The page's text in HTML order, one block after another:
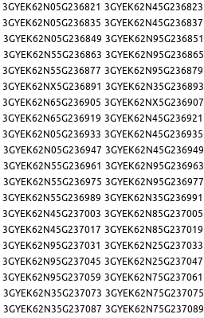
3GYEK62N05G236821 3GYEK62N45G236823
3GYEK62N05G236835 3GYEK62N45G236837
3GYEK62N05G236849 3GYEK62N95G236851
3GYEK62N55G236863 3GYEK62N95G236865
3GYEK62N55G236877 3GYEK62N95G236879
3GYEK62NX5G236891 3GYEK62N35G236893
3GYEK62N65G236905 3GYEK62NX5G236907
3GYEK62N65G236919 3GYEK62N45G236921
3GYEK62N05G236933 3GYEK62N45G236935
3GYEK62N05G236947 3GYEK62N45G236949
3GYEK62N55G236961 3GYEK62N95G236963
3GYEK62N55G236975 3GYEK62N95G236977
3GYEK62N55G236989 3GYEK62N35G236991
3GYEK62N45G237003 3GYEK62N85G237005
3GYEK62N45G237017 3GYEK62N85G237019
3GYEK62N95G237031 3GYEK62N25G237033
3GYEK62N95G237045 3GYEK62N25G237047
3GYEK62N95G237059 3GYEK62N75G237061
3GYEK62N35G237073 3GYEK62N75G237075
3GYEK62N35G237087 3GYEK62N75G237089